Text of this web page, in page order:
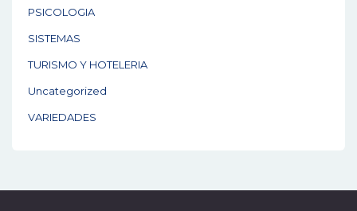
PSICOLOGIA
SISTEMAS
TURISMO Y HOTELERIA
Uncategorized
VARIEDADES